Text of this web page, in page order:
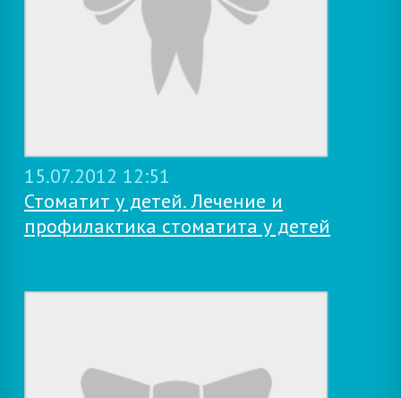
15.07.2012 12:51
Стоматит у детей. Лечение и
профилактика стоматита у детей